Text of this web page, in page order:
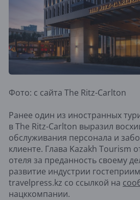
Фото: c сайта The Ritz-Carlton
Ранее один из иностранных
в The Ritz-Carlton выразил
обслуживания персонала и
клиенте. Глава Kazakh Tourism
отеля за преданность своему
развитие индустрии
travelpress.kz со ссылкой на
нацккомпании.